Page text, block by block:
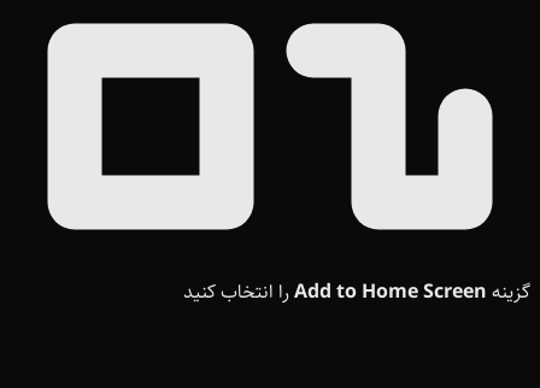
گزینه Add to Home Screenرا انتخاب کنید